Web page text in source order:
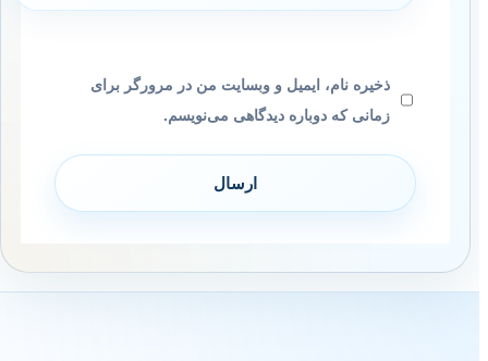
ذخیره نام، ایمیل و وبسایت من در مرورگر برای
زمانی که دوباره دیدگاهی می‌نویسم.